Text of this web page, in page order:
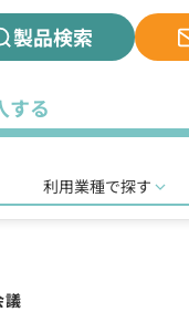
製品検索
する
利用業種で探す
議